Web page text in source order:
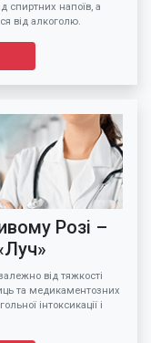
спиртних напоїв, а
від алкоголю.
Розі –
від тяжкості
та медикаментозних
інтоксикації і